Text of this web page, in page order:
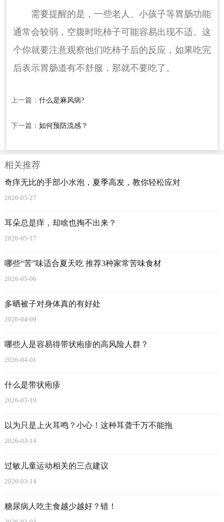
需要提醒的是，一些老人、小孩子等胃肠功能
通常会较弱，空腹时吃柿子可能容易出现不适。这
个你就要注意观察他们吃柿子后的反应，如果吃完
后表示胃肠道有不舒服，那就不要吃了。
上一篇： 什么是麻风病?
下一篇： 如何预防流感？
相关推荐
奇痒无比的手部小水泡，夏季高发，教你轻松应对
2026-05-27
耳朵总是痒，却啥也掏不出来？
2026-05-17
哪些“苦”味适合夏天吃 推荐3种家常苦味食材
2026-05-06
多晒被子对身体真的有好处
2026-04-09
哪些人是容易得带状疱疹的高风险人群？
2026-04-01
什么是带状疱疹
2026-03-19
以为只是上火耳鸣？小心！这种耳聋千万不能拖
2026-03-14
过敏儿童运动相关的三点建议
2026-03-14
糖尿病人吃主食越少越好？错！